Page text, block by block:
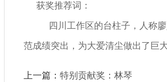
获奖推荐词：
四川工作区的台柱子，人称廖
范成绩突出，为大爱清尘做出了巨大
上一篇： 特别贡献奖：林琴